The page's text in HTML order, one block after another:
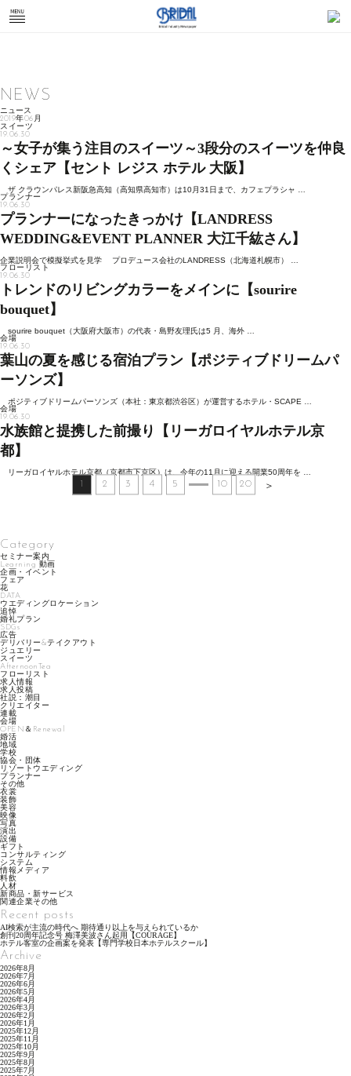
NEWS
ニュース
2019年06月
スイーツ
19.06.30
～女子が集う注目のスイーツ～3段分のスイーツを仲良
くシェア【セント レジス ホテル 大阪】
ザ クラウンパレス新阪急高知（高知県高知市）は10月31日まで、カフェプラシャ …
プランナー
19.06.30
プランナーになったきっかけ【LANDRESS
WEDDING&EVENT PLANNER 大江千紘さん】
企業説明会で模擬挙式を見学 プロデュース会社のLANDRESS（北海道札幌市） …
フローリスト
19.06.30
トレンドのリビングカラーをメインに【sourire
bouquet】
sourire bouquet（大阪府大阪市）の代表・島野友理氏は5 月、海外 …
会場
19.06.30
葉山の夏を感じる宿泊プラン【ポジティブドリームパ
ーソンズ】
ポジティブドリームパーソンズ（本社：東京都渋谷区）が運営するホテル・SCAPE …
会場
19.06.30
水族館と提携した前撮り【リーガロイヤルホテル京
都】
リーガロイヤルホテル京都（京都市下京区）は、今年の11月に迎える開業50周年を …
1 2 3 4 5 10 20 ＞
Category
セミナー案内
Learning 動画
企画・イベント
フェア
花
DATA
ウエディングロケーション
追悼
婚礼プラン
SDGs
広告
デリバリー&テイクアウト
ジュエリー
スイーツ
AfternoonTea
フローリスト
求人情報
求人投稿
社説：潮目
クリエイター
連載
会場
OPEN＆Renewal
婚活
地域
学校
協会・団体
リゾートウエディング
プランナー
その他
衣裳
装飾
美容
映像
写真
演出
設備
ギフト
コンサルティング
システム
情報メディア
料飲
人材
新商品・新サービス
関連企業その他
Recent posts
AI検索が主流の時代へ 期待通り以上を与えられているか
創刊20周年記念号 梅澤美波さん起用【COURAGE】
ホテル客室の企画案を発表【専門学校日本ホテルスクール】
Archive
2026年8月
2026年7月
2026年6月
2026年5月
2026年4月
2026年3月
2026年2月
2026年1月
2025年12月
2025年11月
2025年10月
2025年9月
2025年8月
2025年7月